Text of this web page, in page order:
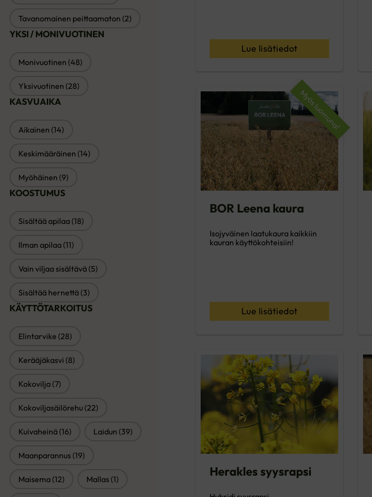
Tavanomainen peittaamaton (2)
YKSI / MONIVUOTINEN
YKSI / MONIVUOTINEN
Monivuotinen (48)
Yksivuotinen (28)
KASVUAIKA
KASVUAIKA
Aikainen (14)
Keskimääräinen (14)
Myöhäinen (9)
KOOSTUMUS
KOOSTUMUS
Sisältää apilaa (18)
Ilman apilaa (11)
Vain viljaa sisältävä (5)
Sisältää hernettä (3)
KÄYTTÖTARKOITUS
KÄYTTÖTARKOITUS
Elintarvike (28)
Kerääjäkasvi (8)
Kokovilja (7)
Kokoviljasäilörehu (22)
Kuivaheinä (16) Laidun (39)
Maanparannus (19)
Maisema (12) Mallas (1)
Lue lisätiedot
Myös luomuna!
BOR Leena kaura
Isojyväinen laatukaura kaikkiin
kauran käyttökohteisiin!
Lue lisätiedot
Herakles syysrapsi